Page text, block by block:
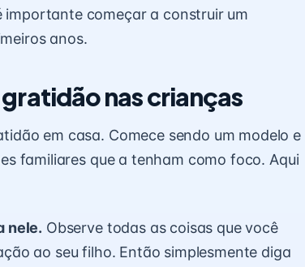
importante começar a construir um
anos.
nas crianças
em casa. Comece sendo um modelo e
familiares que a tenham como foco. Aqui
nele. Observe todas as coisas que você
ao seu filho. Então simplesmente diga